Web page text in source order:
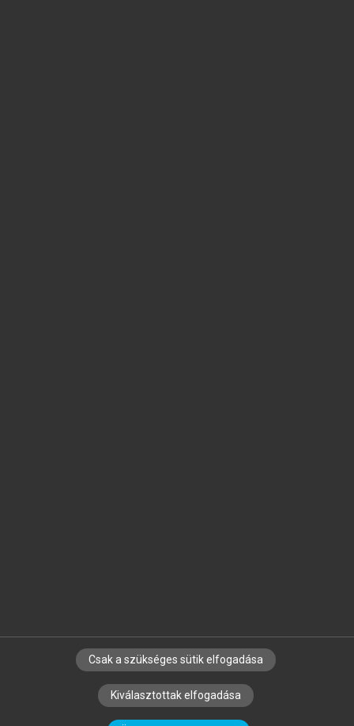
SZERZŐKNEK CÉGEKNEK KÖNYVTÁROSOKNAK
SZERKESZTÉSI ÉS LEKTORÁLÁSI ALAPELVEK
Csak a szükséges sütik elfogadása
Kiválasztottak elfogadása